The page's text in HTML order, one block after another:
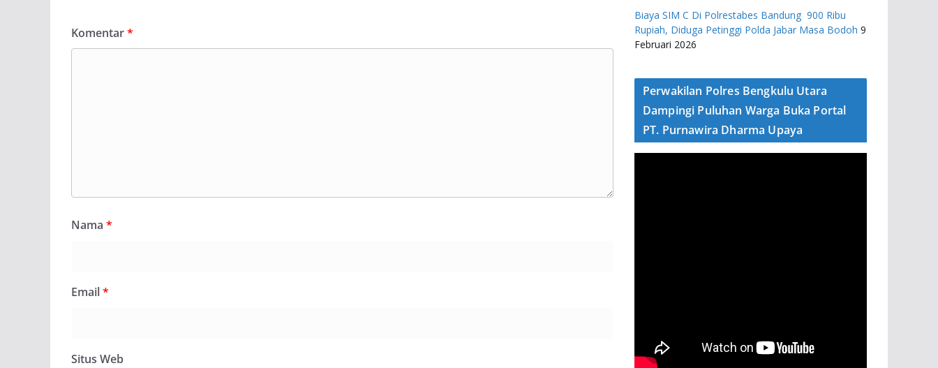
Komentar*
Nama *
Email*
Situs Web
Biaya SIM C Di Polrestabes Bandung 900 Ribu
Rupiah, Diduga Petinggi Polda Jabar Masa Bodoh 9
Februari 2026
Perwakilan Polres Bengkulu Utara
Dampingi Puluhan Warga Buka Portal
PT. Purnawira Dharma Upaya